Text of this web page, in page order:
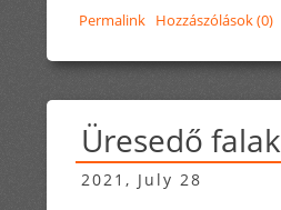
Permalink Hozzászólások (0)
Üresedő falak
2021, July 28